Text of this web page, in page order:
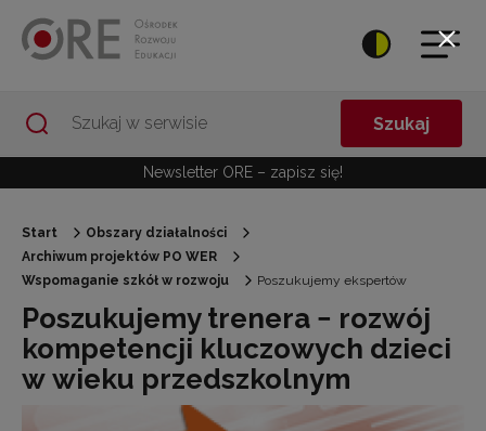
Szukaj
Newsletter ORE – zapisz się!
Start
Obszary działalności
Archiwum projektów PO WER
Wspomaganie szkół w rozwoju
Poszukujemy ekspertów
Poszukujemy trenera − rozwój
kompetencji kluczowych dzieci
w wieku przedszkolnym